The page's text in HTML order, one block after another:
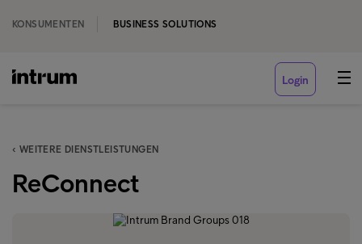
KONSUMENTEN BUSINESS SOLUTIONS
Login
‹ WEITERE DIENSTLEISTUNGEN
ReConnect